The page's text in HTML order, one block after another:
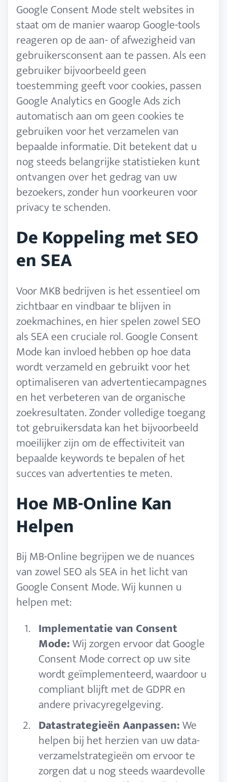
Google Consent Mode stelt websites in
staat om de manier waarop Google-tools
reageren op de aan- of afwezigheid van
gebruikersconsent aan te passen. Als een
gebruiker bijvoorbeeld geen
toestemming geeft voor cookies, passen
Google Analytics en Google Ads zich
automatisch aan om geen cookies te
gebruiken voor het verzamelen van
bepaalde informatie. Dit betekent dat u
nog steeds belangrijke statistieken kunt
ontvangen over het gedrag van uw
bezoekers, zonder hun voorkeuren voor
privacy te schenden.
De Koppeling met SEO
en SEA
Voor MKB bedrijven is het essentieel om
zichtbaar en vindbaar te blijven in
zoekmachines, en hier spelen zowel SEO
als SEA een cruciale rol. Google Consent
Mode kan invloed hebben op hoe data
wordt verzameld en gebruikt voor het
optimaliseren van advertentiecampagnes
en het verbeteren van de organische
zoekresultaten. Zonder volledige toegang
tot gebruikersdata kan het bijvoorbeeld
moeilijker zijn om de effectiviteit van
bepaalde keywords te bepalen of het
succes van advertenties te meten.
Hoe MB-Online Kan
Helpen
Bij MB-Online begrijpen we de nuances
van zowel SEO als SEA in het licht van
Google Consent Mode. Wij kunnen u
helpen met:
Implementatie van Consent
Mode:Wij zorgen ervoor dat Google
Consent Mode correct op uw site
wordt geïmplementeerd, waardoor u
compliant blijft met de GDPR en
andere privacyregelgeving.
Datastrategieën Aanpassen:We
helpen bij het herzien van uw data-
verzamelstrategieën om ervoor te
zorgen dat u nog steeds waardevolle